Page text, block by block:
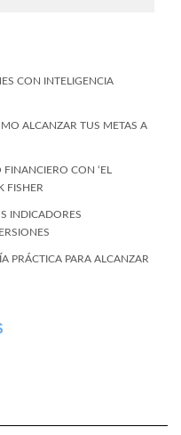
CON INTELIGENCIA
ALCANZAR TUS METAS A
CON ‘EL
FISHER
INDICADORES
PRÁCTICA PARA ALCANZAR